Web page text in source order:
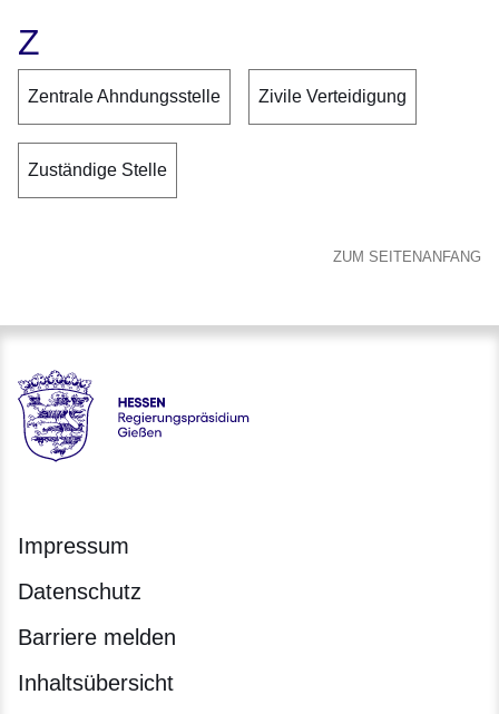
Z
Zentrale Ahndungsstelle Zivile Verteidigung
Zuständige Stelle
ZUM SEITENANFANG
Hessen - Regierungspräsidium Gießen
Impressum
Datenschutz
Barriere melden
Inhaltsübersicht